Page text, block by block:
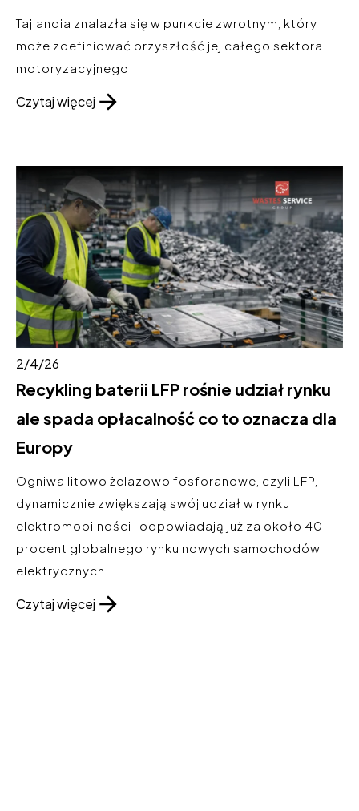
Tajlandia znalazła się w punkcie zwrotnym, który
może zdefiniować przyszłość jej całego sektora
motoryzacyjnego.
Czytaj więcej
2/4/26
Recykling baterii LFP rośnie udział rynku
ale spada opłacalność co to oznacza dla
Europy
Ogniwa litowo żelazowo fosforanowe, czyli LFP,
dynamicznie zwiększają swój udział w rynku
elektromobilności i odpowiadają już za około 40
procent globalnego rynku nowych samochodów
elektrycznych.
Czytaj więcej